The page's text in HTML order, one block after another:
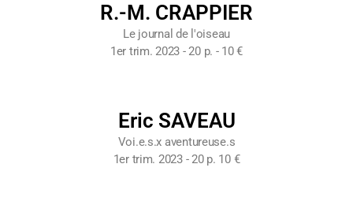
R.-M. CRAPPIER
Le journal de l'oiseau
1er trim. 2023 - 20 p. - 10 €
Eric SAVEAU
Voi.e.s.x aventureuse.s
1er trim. 2023 - 20 p. 10 €